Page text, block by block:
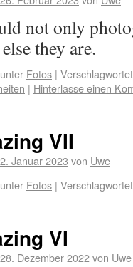
not only
they are.
Fotos |
| Hinterlasse einen
VII
2. Januar 2023 von Uwe
Fotos |
VI
28. Dezember 2022von Uwe